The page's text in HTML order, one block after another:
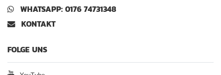
WHATSAPP: 0176 74731348
KONTAKT
FOLGE UNS